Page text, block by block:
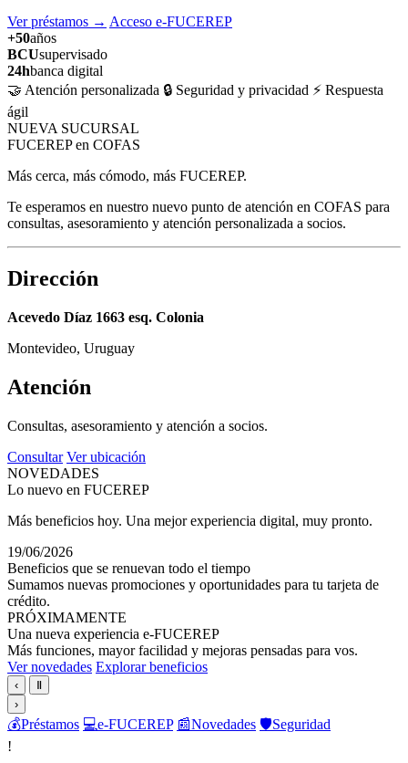
Ver préstamos → Acceso e-FUCEREP
+50años
BCUsupervisado
24hbanca digital
🤝 Atención personalizada 🔒 Seguridad y privacidad ⚡ Respuesta
ágil
NUEVA SUCURSAL
FUCEREP en COFAS
Más cerca, más cómodo, más FUCEREP.
Te esperamos en nuestro nuevo punto de atención en COFAS para
consultas, asesoramiento y atención personalizada a socios.
Dirección
Acevedo Díaz 1663 esq. Colonia
Montevideo, Uruguay
Atención
Consultas, asesoramiento y atención a socios.
Consultar Ver ubicación
NOVEDADES
Lo nuevo en FUCEREP
Más beneficios hoy. Una mejor experiencia digital, muy pronto.
19/06/2026
Beneficios que se renuevan todo el tiempo
Sumamos nuevas promociones y oportunidades para tu tarjeta de
crédito.
PRÓXIMAMENTE
Una nueva experiencia e-FUCEREP
Más funciones, mayor facilidad y mejoras pensadas para vos.
Ver novedades Explorar beneficios
‹
Ⅱ
›
💰Préstamos 💻e-FUCEREP 📰Novedades 🛡️Seguridad
!